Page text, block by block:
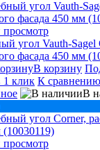
угол Vauth-Sagel
фасада 450 мм
В корзину
1 клик К сравнению
В